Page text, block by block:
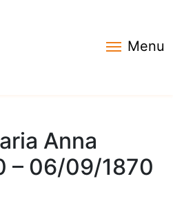
Menu
Anna
06/09/1870